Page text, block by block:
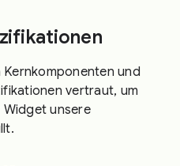
Kernkomponenten und
vertraut, um
Widget unsere